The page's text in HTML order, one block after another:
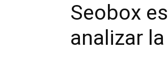
Seobox
analizar